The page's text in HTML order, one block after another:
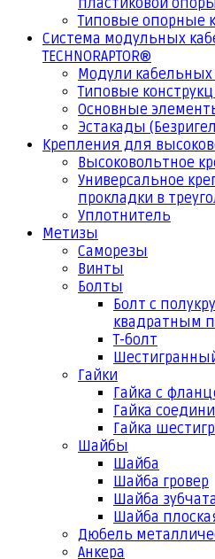
пластиковой опоры
Типовые опорные
Система модульных
TECHNORAPTOR®
Модули кабельных
Типовые
Основные
Эстакады
Крепления для
Высоковольтное
Универсальное
прокладки в
Уплотнитель
Метизы
Саморезы
Винты
Болты
Болт с
квадратным
Т-болт
Гайки
Гайка с
Гайка
Гайка
Шайбы
Шайба
Шайба гровер
Шайба
Шайба
Дюбель
Анкера